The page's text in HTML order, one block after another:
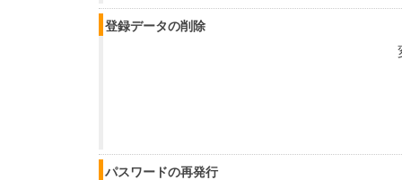
登録データの削除
パスワードの再発行